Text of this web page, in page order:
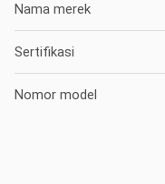
Nama merek
Sertifikasi
Nomor model